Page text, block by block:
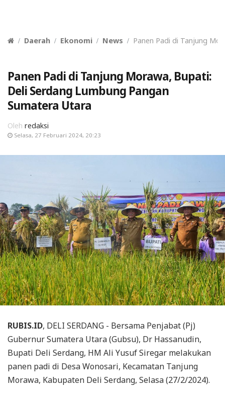
Daerah Ekonomi News Panen Padi di Tanjung
Panen Padi di Tanjung Morawa, Bupati:
Deli Serdang Lumbung Pangan
Sumatera Utara
Oleh redaksi
Selasa, 27 Februari 2024, 20:23
RUBIS.ID, DELI SERDANG - Bersama Penjabat (Pj)
Gubernur Sumatera Utara (Gubsu), Dr Hassanudin,
Bupati Deli Serdang, HM Ali Yusuf Siregar melakukan
panen padi di Desa Wonosari, Kecamatan Tanjung
Morawa, Kabupaten Deli Serdang, Selasa (27/2/2024).